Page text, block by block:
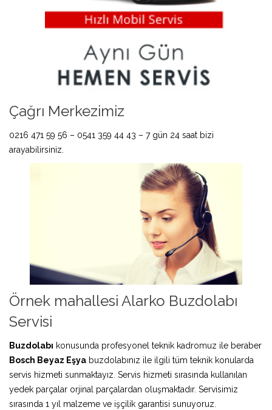
Çağrı Merkezimiz
0216 471 59 56 – 0541 359 44 43 – 7 gün 24 saat bizi
arayabilirsiniz.
Örnek mahallesi Alarko Buzdolabı
Servisi
Buzdolabı konusunda profesyonel teknik kadromuz ile beraber
Bosch Beyaz Eşya buzdolabınız ile ilgili tüm teknik konularda
servis hizmeti sunmaktayız. Servis hizmeti sırasında kullanılan
yedek parçalar orjinal parçalardan oluşmaktadır. Servisimiz
sırasında 1 yıl malzeme ve işçilik garantisi sunuyoruz.